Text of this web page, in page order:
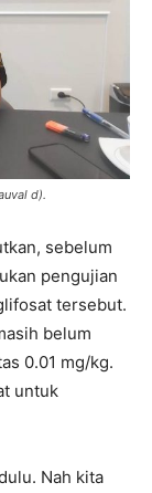
d).
sebelum
pengujian
tersebut.
belum
0.01 mg/kg.
untuk
Nah kita